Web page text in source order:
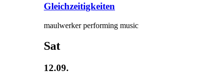
Gleichzeitigkeiten
maulwerker performing music
Sat
12.09.